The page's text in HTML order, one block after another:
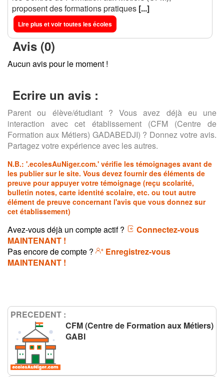
proposent des formations pratiques [...]
Lire plus et voir toutes les écoles
Avis (0)
Aucun avis pour le moment !
Ecrire un avis :
Parent ou élève/étudiant ? Vous avez déjà eu une
interaction avec cet établissement (CFM (Centre de
Formation aux Métiers) GADABEDJI) ? Donnez votre avis.
Partagez votre expérience avec les autres.
N.B.: '.ecolesAuNiger.com.' vérifie les témoignages avant de
les publier sur le site. Vous devez fournir des éléments de
preuve pour appuyer votre témoignage (reçu scolarité,
bulletin notes, carte identité scolaire, etc. ou tout autre
élément de preuve concernant l'avis que vous donnez sur
cet établissement)
Avez-vous déjà un compte actif ?
Connectez-vous
MAINTENANT !
Pas encore de compte ?
Enregistrez-vous
MAINTENANT !
PRECEDENT :
CFM (Centre de Formation aux Métiers)
GABI